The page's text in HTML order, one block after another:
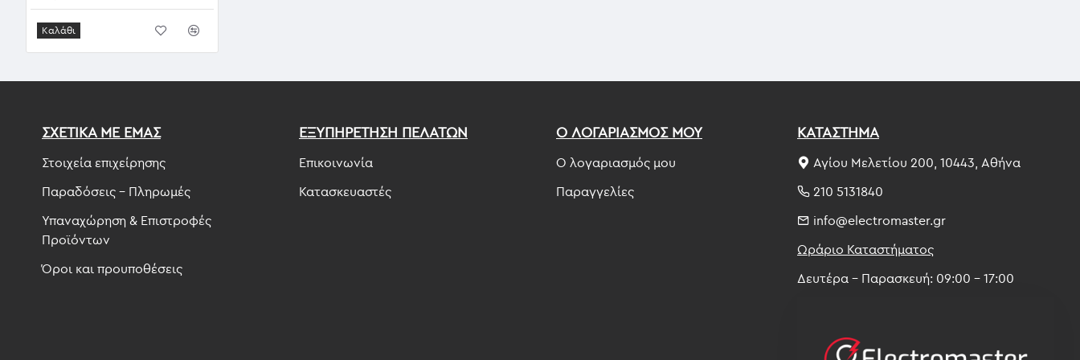
Καλάθι
ΣΧΕΤΙΚΑ ΜΕ ΕΜΑΣ
Στοιχεία επιχείρησης
Παραδόσεις - Πληρωμές
Υπαναχώρηση & Επιστροφές
Προϊόντων
Όροι και προυποθέσεις
ΕΞΥΠΗΡΕΤΗΣΗ ΠΕΛΑΤΩΝ
Επικοινωνία
Κατασκευαστές
Ο ΛΟΓΑΡΙΑΣΜΟΣ ΜΟΥ
Ο λογαριασμός μου
Παραγγελίες
ΚΑΤΑΣΤΗΜΑ
Αγίου Μελετίου 200, 10443, Αθήνα
210 5131840
info@electromaster.gr
Ωράριο Καταστήματος
Δευτέρα - Παρασκευή: 09:00 - 17:00